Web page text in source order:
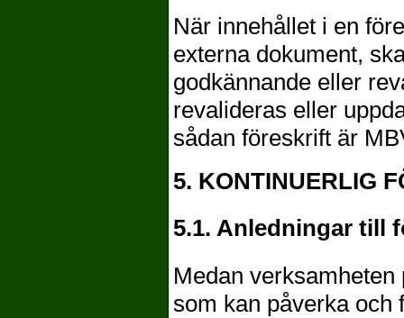
När innehållet i en
externa dokument,
godkännande eller
revalideras eller
sådan föreskrift är
5. KONTINUERLIG
5.1. Anledningar till
Medan
som kan påverka och